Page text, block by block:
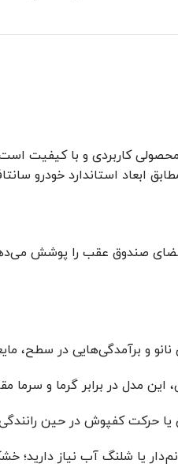
کاربردی و با کیفیت
ابعاد استاندارد خودرو
صندوق عقب را پوشش
نانو و برآمدگی‌هایی در
این مدل در برابر گرما و سرما
یا حرکت کفپوش در حین
نم‌دار یا شلنگ آب نیاز